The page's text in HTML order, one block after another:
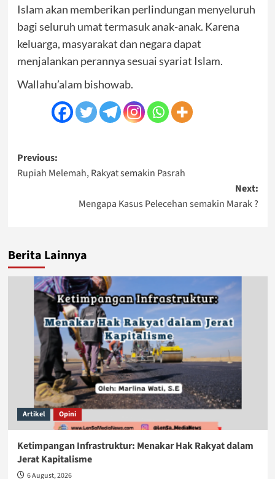
Islam akan memberikan perlindungan menyeluruh
bagi seluruh umat termasuk anak-anak. Karena
keluarga, masyarakat dan negara dapat
menjalankan perannya sesuai syariat Islam.
Wallahu’alam bishowab.
Post
navigation
Previous:
Rupiah Melemah, Rakyat semakin Pasrah
Next:
Mengapa Kasus Pelecehan semakin Marak ?
Berita Lainnya
Artikel Opini
Ketimpangan Infrastruktur: Menakar Hak Rakyat dalam
Jerat Kapitalisme
6 August, 2026